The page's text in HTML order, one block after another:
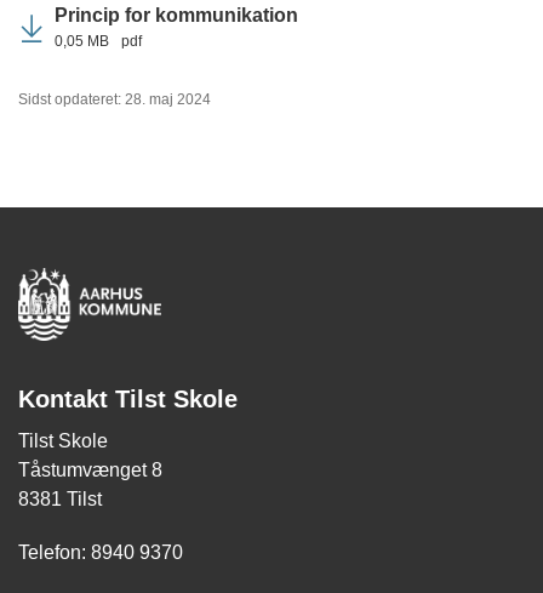
Princip for kommunikation
0,05 MB pdf
Sidst opdateret: 28. maj 2024
Kontakt Tilst Skole
Tilst Skole
Tåstumvænget 8
8381 Tilst
Telefon: 8940 9370